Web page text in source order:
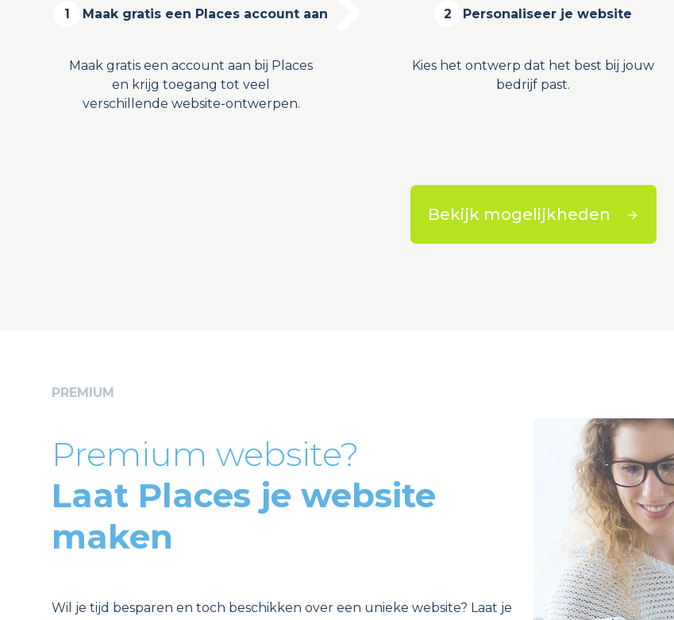
1 Maak gratis een Places account aan
Maak gratis een account aan bij Places
en krijg toegang tot veel
verschillende website-ontwerpen.
2 Personaliseer je website
Kies het ontwerp dat het best bij jouw
bedrijf past.
Bekijk mogelijkheden
PREMIUM
Premium website?
Laat Places je website
maken
Wil je tijd besparen en toch beschikken over een unieke website? Laat je